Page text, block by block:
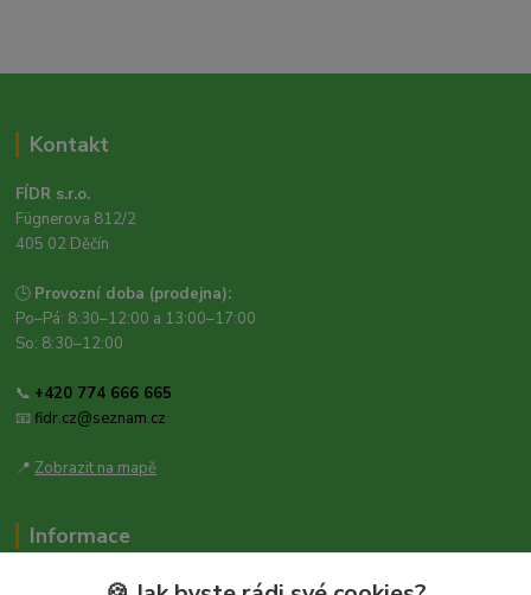
Kontakt
FÍDR s.r.o.
Fügnerova 812/2
405 02 Děčín
🕒 Provozní doba (prodejna):
Po–Pá: 8:30–12:00 a 13:00–17:00
So: 8:30–12:00
📞 +420 774 666 665
📧fidr.cz@seznam.cz
📍 Zobrazit na mapě
Informace
Zásady ochrany osobních údajů